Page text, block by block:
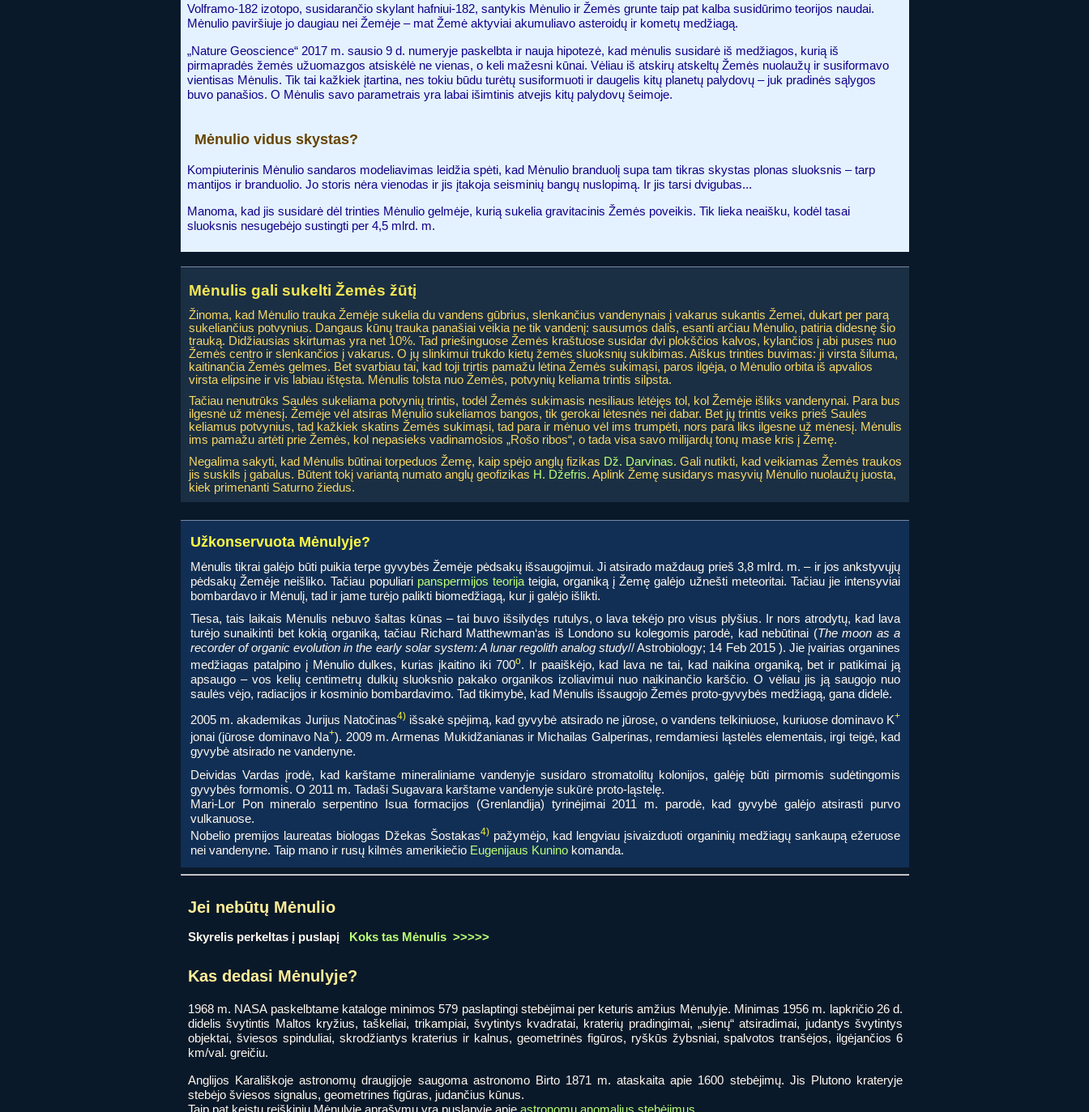
Volframo-182 izotopo, susidarančio skylant hafniui-182, santykis Mėnulio ir Žemės grunte taip pat kalba susidūrimo teorijos naudai.
Mėnulio paviršiuje jo daugiau nei Žemėje – mat Žemė aktyviai akumuliavo asteroidų ir kometų medžiagą.
„Nature Geoscience“ 2017 m. sausio 9 d. numeryje paskelbta ir nauja hipotezė, kad mėnulis susidarė iš medžiagos, kurią iš
pirmapradės žemės užuomazgos atsiskėlė ne vienas, o keli mažesni kūnai. Vėliau iš atskirų atskeltų Žemės nuolaužų ir susiformavo
vientisas Mėnulis. Tik tai kažkiek įtartina, nes tokiu būdu turėtų susiformuoti ir daugelis kitų planetų palydovų – juk pradinės sąlygos
buvo panašios. O Mėnulis savo parametrais yra labai išimtinis atvejis kitų palydovų šeimoje.
Mėnulio vidus skystas?
Kompiuterinis Mėnulio sandaros modeliavimas leidžia spėti, kad Mėnulio branduolį supa tam tikras skystas plonas sluoksnis – tarp
mantijos ir branduolio. Jo storis nėra vienodas ir jis įtakoja seisminių bangų nuslopimą. Ir jis tarsi dvigubas...
Manoma, kad jis susidarė dėl trinties Mėnulio gelmėje, kurią sukelia gravitacinis Žemės poveikis. Tik lieka neaišku, kodėl tasai
sluoksnis nesugebėjo sustingti per 4,5 mlrd. m.
Mėnulis gali sukelti Žemės žūtį
Žinoma, kad Mėnulio trauka Žemėje sukelia du vandens gūbrius, slenkančius vandenynais į vakarus sukantis Žemei, dukart per parą
sukeliančius potvynius. Dangaus kūnų trauka panašiai veikia ne tik vandenį: sausumos dalis, esanti arčiau Mėnulio, patiria didesnę šio
trauką. Didžiausias skirtumas yra net 10%. Tad priešinguose Žemės kraštuose susidar dvi plokščios kalvos, kylančios į abi puses nuo
Žemės centro ir slenkančios į vakarus. O jų slinkimui trukdo kietų žemės sluoksnių sukibimas. Aiškus trinties buvimas: ji virsta šiluma,
kaitinančia Žemės gelmes. Bet svarbiau tai, kad toji trirtis pamažu lėtina Žemės sukimąsi, paros ilgėja, o Mėnulio orbita iš apvalios
virsta elipsine ir vis labiau ištęsta. Mėnulis tolsta nuo Žemės, potvynių keliama trintis silpsta.
Tačiau nenutrūks Saulės sukeliama potvynių trintis, todėl Žemės sukimasis nesiliaus lėtėjęs tol, kol Žemėje išliks vandenynai. Para bus
ilgesnė už mėnesį. Žemėje vėl atsiras Mėnulio sukeliamos bangos, tik gerokai lėtesnės nei dabar. Bet jų trintis veiks prieš Saulės
keliamus potvynius, tad kažkiek skatins Žemės sukimąsi, tad para ir mėnuo vėl ims trumpėti, nors para liks ilgesne už mėnesį. Mėnulis
ims pamažu artėti prie Žemės, kol nepasieks vadinamosios „Rošo ribos“, o tada visa savo milijardų tonų mase kris į Žemę.
Negalima sakyti, kad Mėnulis būtinai torpeduos Žemę, kaip spėjo anglų fizikas Dž. Darvinas. Gali nutikti, kad veikiamas Žemės traukos
jis suskils į gabalus. Būtent tokį variantą numato anglų geofizikas H. Džefris. Aplink Žemę susidarys masyvių Mėnulio nuolaužų juosta,
kiek primenanti Saturno žiedus.
Užkonservuota Mėnulyje?
Mėnulis tikrai galėjo būti puikia terpe gyvybės Žemėje pėdsakų išsaugojimui. Ji atsirado maždaug prieš 3,8 mlrd. m. – ir jos ankstyvųjų
pėdsakų Žemėje neišliko. Tačiau populiari panspermijos teorijateigia, organiką į Žemę galėjo užnešti meteoritai. Tačiau jie intensyviai
bombardavo ir Mėnulį, tad ir jame turėjo palikti biomedžiagą, kur ji galėjo išlikti.
Tiesa, tais laikais Mėnulis nebuvo šaltas kūnas – tai buvo išsilydęs rutulys, o lava tekėjo pro visus plyšius. Ir nors atrodytų, kad lava
turėjo sunaikinti bet kokią organiką, tačiau Richard Matthewman‘as iš Londono su kolegomis parodė, kad nebūtinai (The moon as a
recorder of organic evolution in the early solar system: A lunar regolith analog study// Astrobiology; 14 Feb 2015 ). Jie įvairias organines
medžiagas patalpino į Mėnulio dulkes, kurias įkaitino iki 700o. Ir paaiškėjo, kad lava ne tai, kad naikina organiką, bet ir patikimai ją
apsaugo – vos kelių centimetrų dulkių sluoksnio pakako organikos izoliavimui nuo naikinančio karščio. O vėliau jis ją saugojo nuo
saulės vėjo, radiacijos ir kosminio bombardavimo. Tad tikimybė, kad Mėnulis išsaugojo Žemės proto-gyvybės medžiagą, gana didelė.
2005 m. akademikas Jurijus Natočinas4)išsakė spėjimą, kad gyvybė atsirado ne jūrose, o vandens telkiniuose, kuriuose dominavo K+
jonai (jūrose dominavo Na+). 2009 m. Armenas Mukidžanianas ir Michailas Galperinas, remdamiesi ląstelės elementais, irgi teigė, kad
gyvybė atsirado ne vandenyne.
Deividas Vardas įrodė, kad karštame mineraliniame vandenyje susidaro stromatolitų kolonijos, galėję būti pirmomis sudėtingomis
gyvybės formomis. O 2011 m. Tadaši Sugavara karštame vandenyje sukūrė proto-ląstelę.
Mari-Lor Pon mineralo serpentino Isua formacijos (Grenlandija) tyrinėjimai 2011 m. parodė, kad gyvybė galėjo atsirasti purvo
vulkanuose.
Nobelio premijos laureatas biologas Džekas Šostakas4)pažymėjo, kad lengviau įsivaizduoti organinių medžiagų sankaupą ežeruose
nei vandenyne. Taip mano ir rusų kilmės amerikiečio Eugenijaus Kunino komanda.
Jei nebūtų Mėnulio
Skyrelis perkeltas į puslapį Koks tas Mėnulis >>>>>
Kas dedasi Mėnulyje?
1968 m. NASApaskelbtame kataloge minimos 579 paslaptingi stebėjimai per keturis amžius Mėnulyje. Minimas 1956 m. lapkričio 26 d.
didelis švytintis Maltos kryžius, taškeliai, trikampiai, švytintys kvadratai, kraterių pradingimai, „sienų“ atsiradimai, judantys švytintys
objektai, šviesos spinduliai, skrodžiantys kraterius ir kalnus, geometrinės figūros, ryškūs žybsniai, spalvotos tranšėjos, ilgėjančios 6
km/val. greičiu.
Anglijos Karališkoje astronomų draugijoje saugoma astronomo Birto 1871 m. ataskaita apie 1600 stebėjimų. Jis Plutono krateryje
stebėjo šviesos signalus, geometrines figūras, judančius kūnus.